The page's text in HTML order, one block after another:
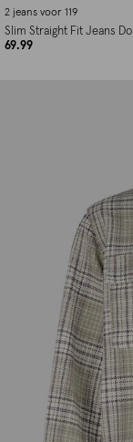
2 jeans voor 119
Slim Straight Fit Jeans
69.99